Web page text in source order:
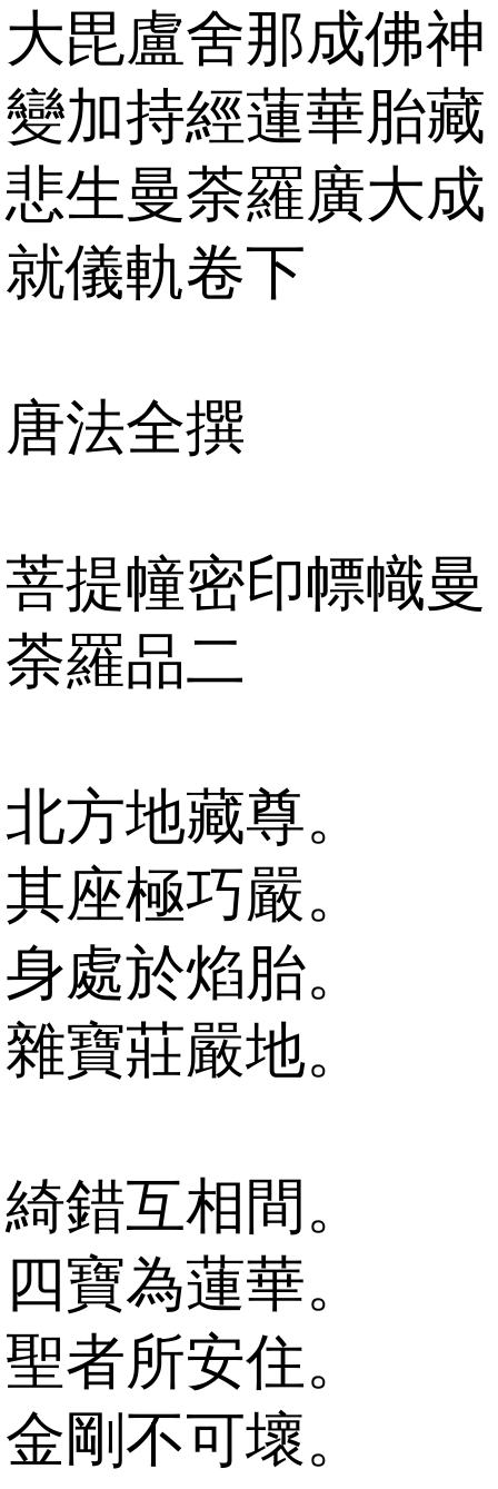
大毘盧舍那成佛神
變加持經蓮華胎藏
悲生曼荼羅廣大成
就儀軌卷下
唐法全撰
菩提幢密印幖幟曼
荼羅品二
北方地藏尊。
其座極巧嚴。
身處於焰胎。
雜寶莊嚴地。
綺錯互相間。
四寶為蓮華。
聖者所安住。
金剛不可壞。